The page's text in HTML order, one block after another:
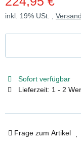
inkl. 19% USt. ,
Sofort verfügbar
Lieferzeit: 1 - 2
Frage zum Artikel